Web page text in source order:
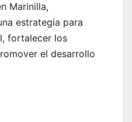
Marinilla,
estrategia para
fortalecer los
el desarrollo